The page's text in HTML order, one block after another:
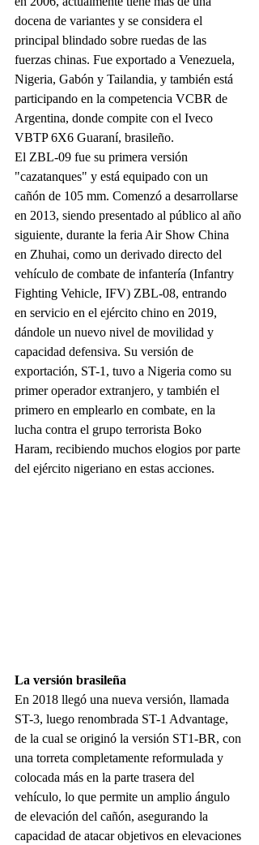
docena de variantes y se considera el
principal blindado sobre ruedas de las
fuerzas chinas. Fue exportado a Venezuela,
Nigeria, Gabón y Tailandia, y también está
participando en la competencia VCBR de
Argentina, donde compite con el Iveco
VBTP 6X6 Guaraní, brasileño.
El ZBL-09 fue su primera versión
"cazatanques" y está equipado con un
cañón de 105 mm. Comenzó a desarrollarse
en 2013, siendo presentado al público al año
siguiente, durante la feria Air Show China
en Zhuhai, como un derivado directo del
vehículo de combate de infantería (Infantry
Fighting Vehicle, IFV) ZBL-08, entrando
en servicio en el ejército chino en 2019,
dándole un nuevo nivel de movilidad y
capacidad defensiva. Su versión de
exportación, ST-1, tuvo a Nigeria como su
primer operador extranjero, y también el
primero en emplearlo en combate, en la
lucha contra el grupo terrorista Boko
Haram, recibiendo muchos elogios por parte
del ejército nigeriano en estas acciones.
La versión brasileña
En 2018 llegó una nueva versión, llamada
ST-3, luego renombrada ST-1 Advantage,
de la cual se originó la versión ST1-BR, con
una torreta completamente reformulada y
colocada más en la parte trasera del
vehículo, lo que permite un amplio ángulo
de elevación del cañón, asegurando la
capacidad de atacar objetivos en elevaciones